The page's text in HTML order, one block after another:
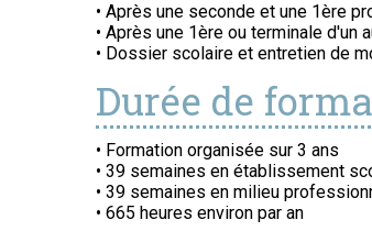
• Après une seconde et une 1ère
• Après une 1ère ou terminale
• Dossier scolaire et entretien de
Durée de
• Formation organisée sur 3 ans
• 39 semaines en établissement
• 39 semaines en milieu
• 665 heures environ par an